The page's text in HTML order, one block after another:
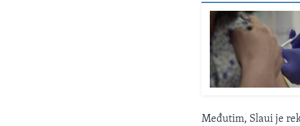
Međutim, Slaui je